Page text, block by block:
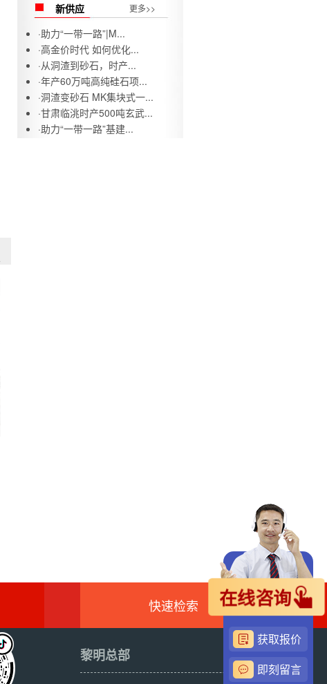
更多>>
新供应
·助力“一带一路”|M...
·高金价时代 如何优化...
·从洞渣到砂石，时产...
·年产60万吨高纯硅石项...
·洞渣变砂石 MK集块式一...
·甘肃临洮时产500吨玄武...
·助力“一带一路”基建...
快速检索
黎明总部
在线咨询
获取报价
即刻留言